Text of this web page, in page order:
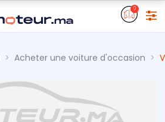
0
Acheter une voiture d'occasion